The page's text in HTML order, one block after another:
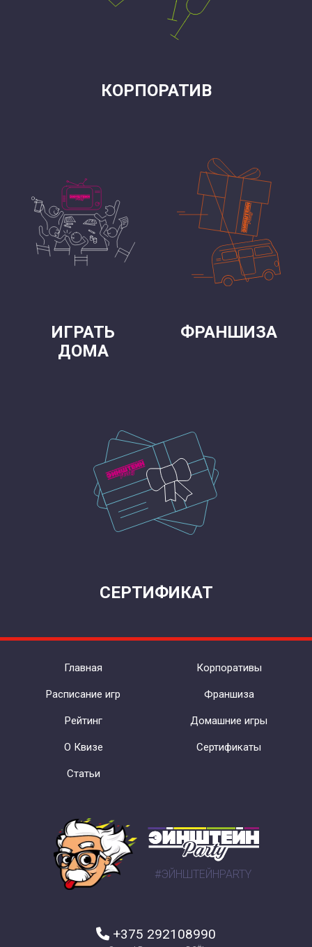
КОРПОРАТИВ
ИГРАТЬ
ДОМА
ФРАНШИЗА
СЕРТИФИКАТ
Главная
Расписание игр
Рейтинг
О Квизе
Статьи
Корпоративы
Франшиза
Домашние игры
Сертификаты
#ЭЙНШТЕЙНPARTY
+375 292108990